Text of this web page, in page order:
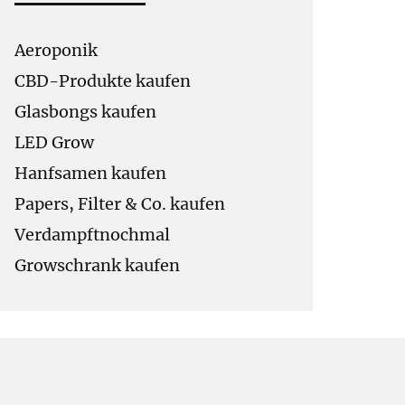
Aeroponik
CBD-Produkte kaufen
Glasbongs kaufen
LED Grow
Hanfsamen kaufen
Papers, Filter & Co. kaufen
Verdampftnochmal
Growschrank kaufen